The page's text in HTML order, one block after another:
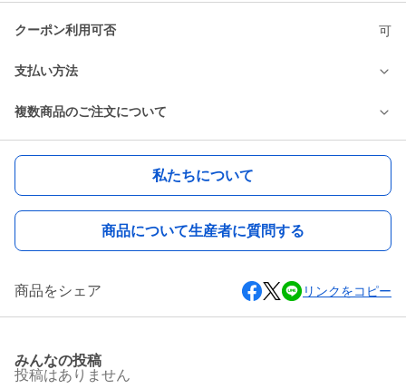
クーポン利用可否 可
支払い方法
複数商品のご注文について
私たちについて
商品について生産者に質問する
商品をシェア リンクをコピー
みんなの投稿
投稿はありません